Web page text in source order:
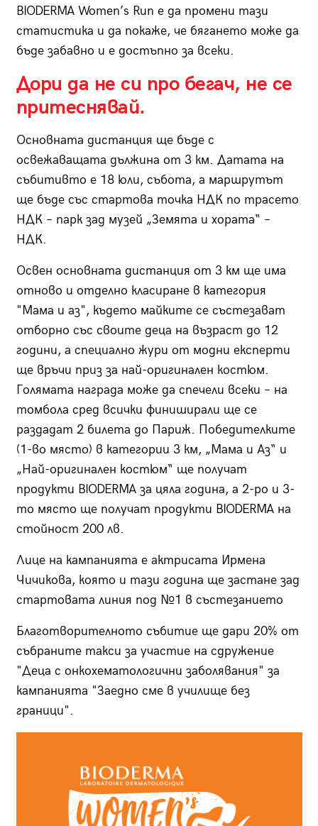
BIODERMA Women’s Run е да промени тази
статистика и да покаже, че бягането може да
бъде забавно и е достъпно за всеки.
Дори да не си про бегач, не се
притеснявай.
Основната дистанция ще бъде с
освежаващата дължина от 3 км. Датата на
събитивто е 18 юли, събота, а маршрутът
ще бъде със стартова точка НДК по трасето
НДК – парк зад музей „Земята и хората“ –
НДК.
Освен основната дистанция от 3 км ще има
отново и отделно класиране в категория
"Мама и аз", където майките се състезават
отборно със своите деца на възраст до 12
години, а специално жури от модни експерти
ще връчи приз за най-оригинален костюм.
Голямата награда може да спечели всеки – на
томбола сред всички финиширали ще се
раздадат 2 билета до Париж. Победителките
(1-во място) в категории 3 км, „Мама и Аз“ и
„Най-оригинален костюм“ ще получат
продукти BIODERMA за цяла година, а 2-ро и 3-
то място ще получат продукти BIODERMA на
стойност 200 лв.
Лице на кампанията е актрисата Ирмена
Чичикова, която и тази година ще застане зад
стартовата линия под №1 в състезанието
Благотворителното събитие ще дари 20% от
събраните такси за участие на сдружение
"Деца с онкохематологични заболявания" за
кампанията "Заедно сме в училище без
граници".